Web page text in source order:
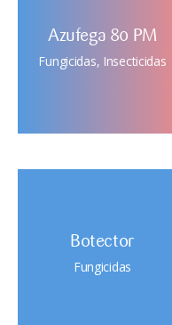
Azufega 80 PM
Fungicidas, Insecticidas
Botector
Fungicidas